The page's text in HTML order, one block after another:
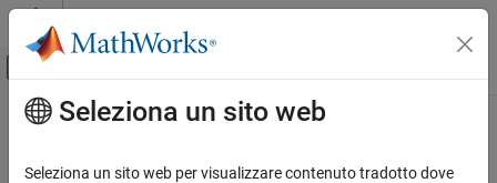
Vai al contenuto
Attiva/disattiva menu di navigazione
Pagina iniziale della documentazione
Contenuto principale
Seleziona un sito web
Seleziona un sito web per visualizzare contenuto tradotto dove